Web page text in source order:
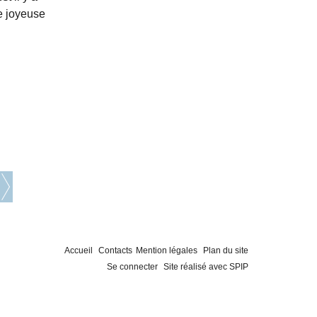
joyeuse
Accueil Contacts Mention légales
Plan du site
Se connecter Site réalisé avec SPIP